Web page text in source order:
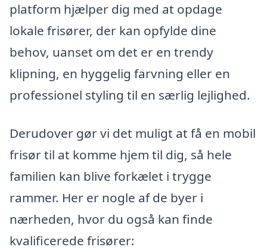
platform hjælper dig med at opdage
lokale frisører, der kan opfylde dine
behov, uanset om det er en trendy
klipning, en hyggelig farvning eller en
professionel styling til en særlig lejlighed.
Derudover gør vi det muligt at få en mobil
frisør til at komme hjem til dig, så hele
familien kan blive forkælet i trygge
rammer. Her er nogle af de byer i
nærheden, hvor du også kan finde
kvalificerede frisører: